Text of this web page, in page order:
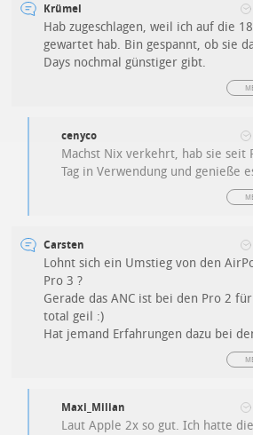
Krümel
Hab zugeschlagen, weil ich auf die
gewartet hab. Bin gespannt, ob sie
Days nochmal günstiger gibt.
cenyco
Machst Nix verkehrt, hab sie seit
Tag in Verwendung und genieße
Carsten
Lohnt sich ein Umstieg von den
Pro 3 ?
Gerade das ANC ist bei den Pro 2
total geil :)
Hat jemand Erfahrungen dazu bei
Maxi_Milian
Laut Apple 2x so gut. Ich hatte